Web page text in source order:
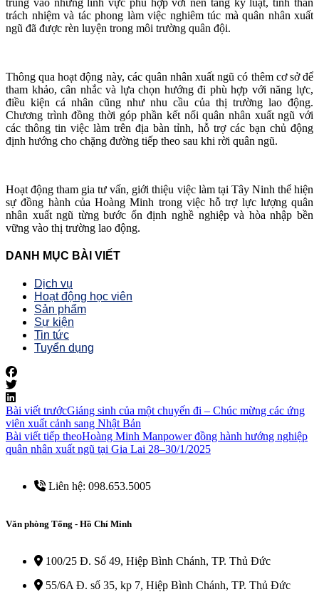
trách nhiệm và tác phong làm việc nghiêm túc mà quân nhân xuất
ngũ đã được rèn luyện trong môi trường quân đội.
Thông qua hoạt động này, các quân nhân xuất ngũ có thêm cơ sở để
tham khảo, cân nhắc và lựa chọn hướng đi phù hợp với năng lực,
điều kiện cá nhân cũng như nhu cầu của thị trường lao động.
Chương trình đồng thời góp phần kết nối quân nhân xuất ngũ với
các thông tin việc làm trên địa bàn tỉnh, hỗ trợ các bạn chủ động
định hướng cho chặng đường tiếp theo sau khi rời quân ngũ.
Hoạt động tham gia tư vấn, giới thiệu việc làm tại Tây Ninh thể hiện
sự đồng hành của Hoàng Minh trong việc hỗ trợ lực lượng quân
nhân xuất ngũ từng bước ổn định nghề nghiệp và hòa nhập bền
vững vào thị trường lao động.
DANH MỤC BÀI VIẾT
Dịch vụ
Hoạt động học viên
Sản phẩm
Sự kiện
Tin tức
Tuyển dụng
Bài viết trướcGiáng sinh của một chuyến đi – Chúc mừng các ứng
viên xuất cảnh sang Nhật Bản
Bài viết tiếp theoHoàng Minh Manpower đồng hành hướng nghiệp
quân nhân xuất ngũ tại Gia Lai 28–30/1/2025
Liên hệ: 098.653.5005
Văn phòng Tổng - Hồ Chí Minh
100/25 Đ. Số 49, Hiệp Bình Chánh, TP. Thủ Đức
55/6A Đ. số 35, kp 7, Hiệp Bình Chánh, TP. Thủ Đức